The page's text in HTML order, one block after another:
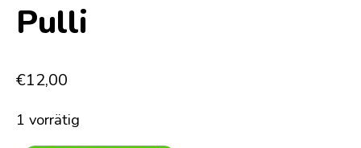
Pulli
€12,00
1 vorrätig